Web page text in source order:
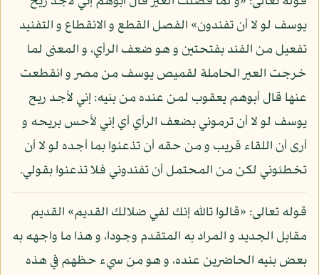
يوسف لو لا أن تفندون» الفصل القطع و الانقطاع و التفنيد
تفعيل من الفند بفتحتين و هو ضعف الرأي، و المعنى لما
خرجت العير الحاملة لقميص يوسف من مصر و انقطعت
عنها قال أبوهم يعقوب لمن عنده من بنيه: إني لأجد ريح
يوسف لو لا أن ترموني بضعف الرأي أي إني لأحس بريحه و
أرى أن اللقاء قريب و من حقه أن تذعنوا بما أجده لو لا أن
تخطئوني لكن من المحتمل أن تفندوني فلا تذعنوا بقولي.
قوله تعالى: «قالوا تالله إنك لفي ضلالك القديم» القديم
مقابل الجديد و المراد به المتقدم وجودا، و هذا ما واجهه به
بعض بنيه الحاضرين عنده، و هو من سيء حظهم في هذه